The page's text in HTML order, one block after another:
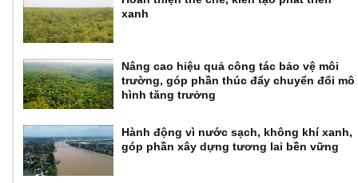
xanh
Nâng cao hiệu quả công tác bảo vệ môi
trường, góp phần thúc đẩy chuyển đổi mô
hình tăng trưởng
Hành động vì nước sạch, không khí xanh,
góp phần xây dựng tương lai bền vững